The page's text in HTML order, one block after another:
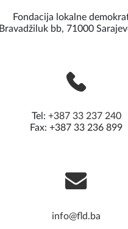
Fondacija lokalne
Bravadžiluk bb, 71000
Tel: +387 33 237 240
Fax: +387 33 236 899
info@fld.ba